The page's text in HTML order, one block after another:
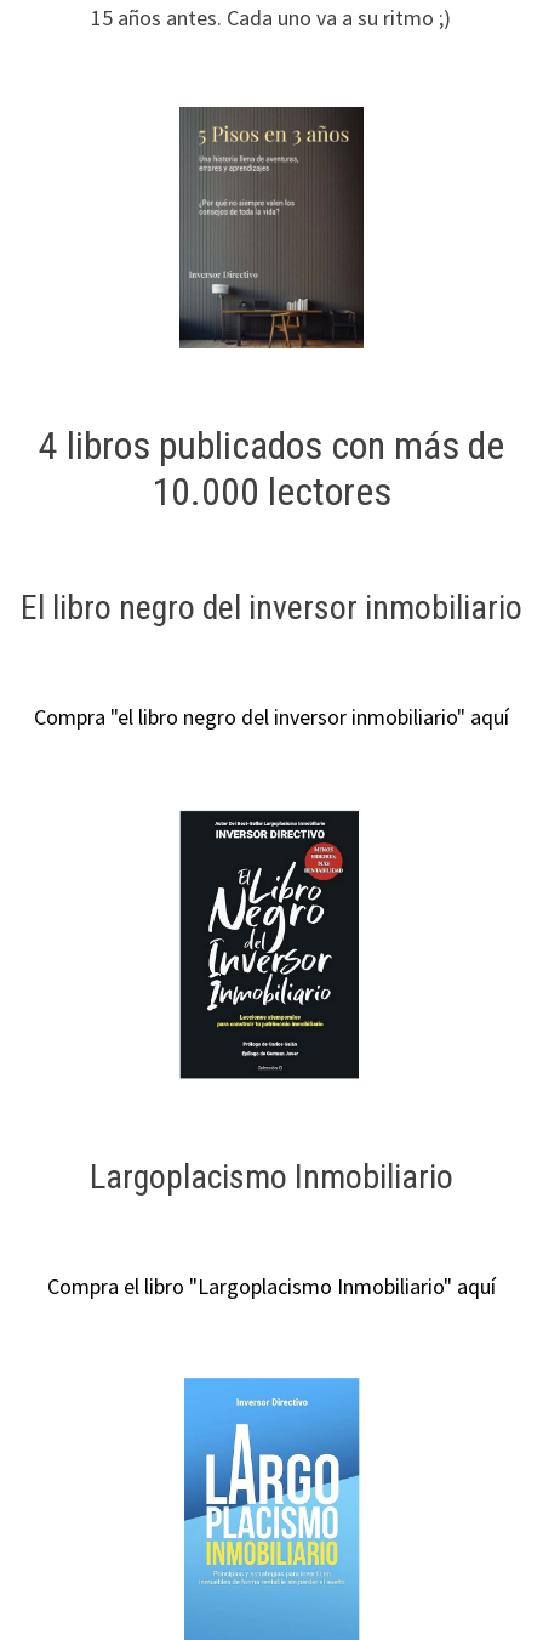
15 años antes. Cada uno va a su ritmo ;)
4 libros publicados con más de
10.000 lectores
El libro negro del inversor inmobiliario
Compra "el libro negro del inversor inmobiliario" aquí
Largoplacismo Inmobiliario
Compra el libro "Largoplacismo Inmobiliario" aquí